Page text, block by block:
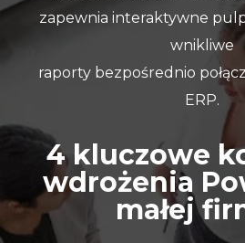
zapewnia interaktywne
wnikliwe
raporty bezpośrednio
ERP.
4 kluczowe
wdrożenia
małej